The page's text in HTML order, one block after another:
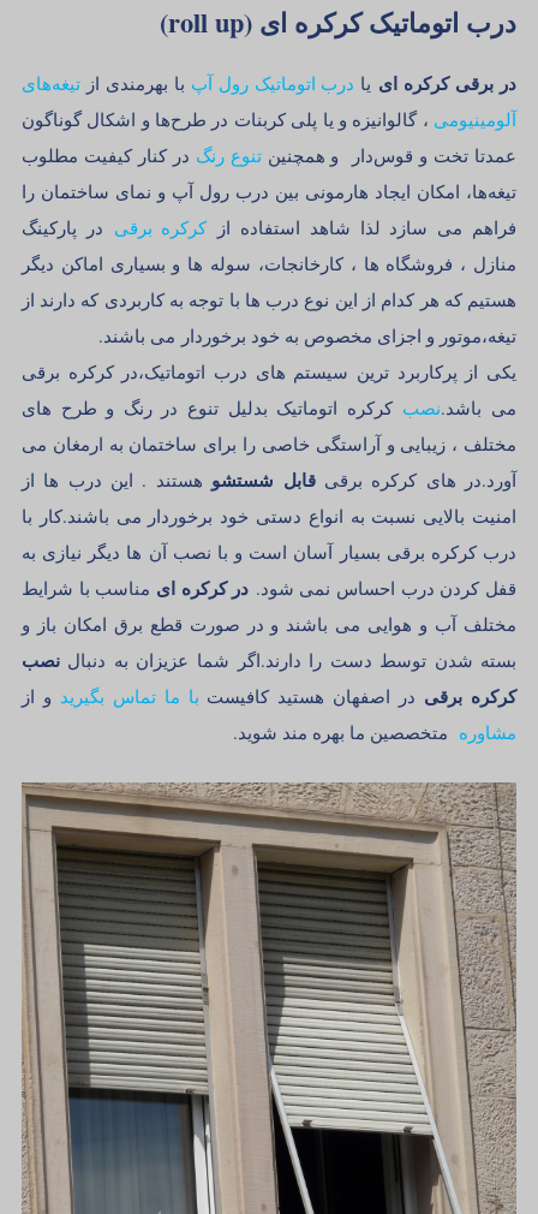
درب اتوماتیک کرکره ای (roll up)
در برقی کرکره ای یا درب اتوماتیک رول آپ با بهرمندی ازتیغه‌های
آلومینیومی ، گالوانیزه و یا پلی کربنات در طرح‌ها و اشکال گوناگون
عمدتا تخت و قوس‌دار و همچنین تنوع رنگ در کنار کیفیت مطلوب
تیغه‌ها، امکان ایجاد هارمونی بین درب رول آپ و نمای ساختمان را
فراهم می سازد لذا شاهد استفاده از
کرکره برقی در پارکینگ
منازل ، فروشگاه ها ، کارخانجات، سوله ها و بسیاری اماکن دیگر
هستیم که هر کدام از این نوع درب ها با توجه به کاربردی که دارند از
تیغه،موتور و اجزای مخصوص به خود برخوردار می باشند.
یکی از پرکاربرد ترین سیستم های درب اتوماتیک،در کرکره برقی
می باشد.نصب کرکره اتوماتیک بدلیل تنوع در رنگ و طرح های
مختلف ، زیبایی و آراستگی خاصی را برای ساختمان به ارمغان می
آورد.در های کرکره برقیقابل شستشو هستند . این درب ها از
امنیت بالایی نسبت به انواع دستی خود برخوردار می باشند.کار با
درب کرکره برقی بسیار آسان است و با نصب آن ها دیگر نیازی به
قفل کردن درب احساس نمی شود. در کرکره ای مناسب با شرایط
مختلف آب و هوایی می باشند و در صورت قطع برق امکان باز و
بسته شدن توسط دست را دارند.اگر شما عزیزان به دنبال نصب
کرکره برقی در اصفهان هستید کافیست با ما تماس بگیرید و از
مشاوره متخصصین ما بهره مند شوید.